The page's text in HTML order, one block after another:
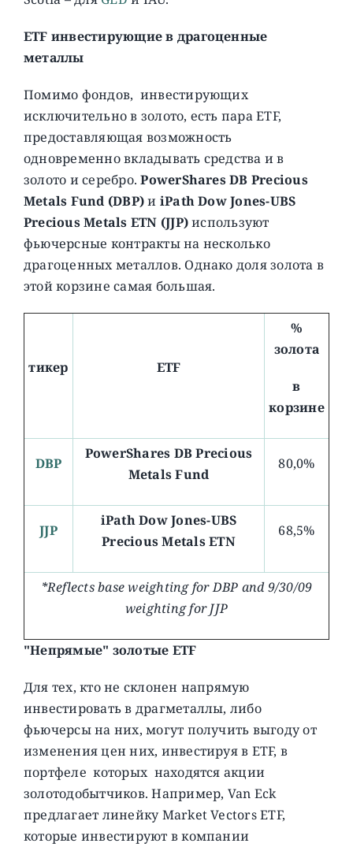
ETF инвестирующие в драгоценные
металлы
Помимо фондов, инвестирующих
исключительно в золото, есть пара ETF,
предоставляющая возможность
одновременно вкладывать средства и в
золото и серебро.PowerShares DB Precious
Metals Fund (DBP)и iPath Dow Jones-UBS
Precious Metals ETN (JJP)используют
фьючерсные контракты на несколько
драгоценных металлов. Однако доля золота в
этой корзине самая большая.
тикер ETF
%
золота
в
корзине
DBP
PowerShares DB Precious
Metals Fund
80,0%
JJP
iPath Dow Jones-UBS
Precious Metals ETN
68,5%
*Reflects base weighting for DBP and 9/30/09
weighting for JJP
"Непрямые" золотые ETF
Для тех, кто не склонен напрямую
инвестировать в драгметаллы, либо
фьючерсы на них, могут получить выгоду от
изменения цен них, инвестируя в ETF, в
портфеле которых находятся акции
золотодобытчиков. Например, Van Eck
предлагает линейку Market Vectors ETF,
которые инвестируют в компании